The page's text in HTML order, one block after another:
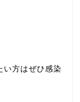
い方はぜひ感染